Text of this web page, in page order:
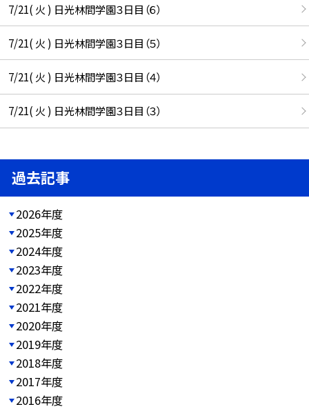
7/21( 火 ) 日光林間学園３日目（６）
7/21( 火 ) 日光林間学園３日目（５）
7/21( 火 ) 日光林間学園３日目（４）
7/21( 火 ) 日光林間学園３日目（３）
過去記事
2026年度
2025年度
2024年度
2023年度
2022年度
2021年度
2020年度
2019年度
2018年度
2017年度
2016年度